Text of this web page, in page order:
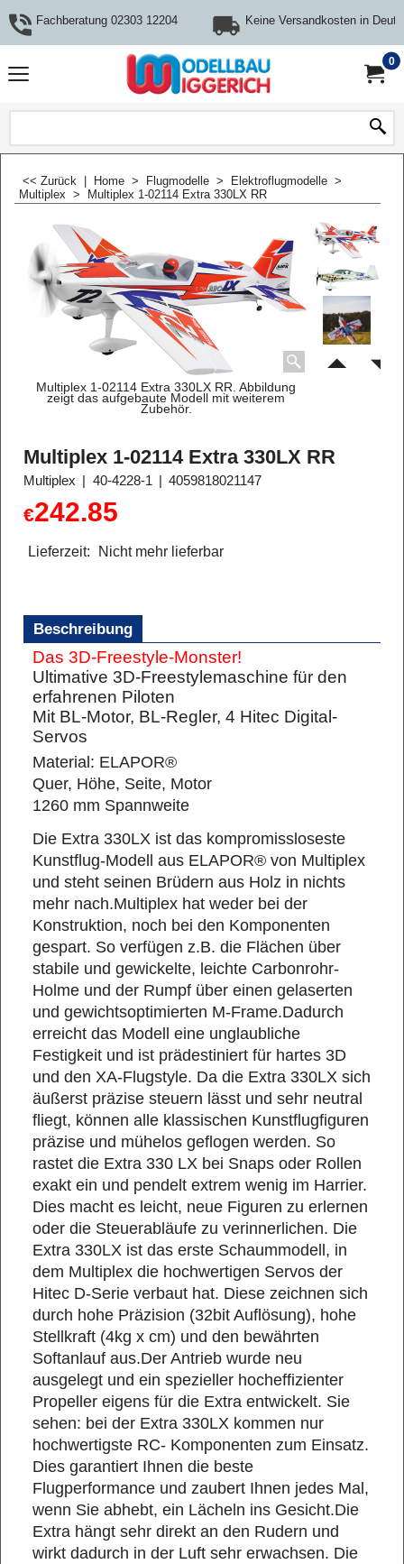
Fachberatung 02303 12204 Keine Versandkosten in
0
<< Zurück Home > Flugmodelle > Elektroflugmodelle >
Multiplex > Multiplex 1-02114 Extra 330LX RR
Multiplex 1-02114 Extra 330LX RR. Abbildung
zeigt das aufgebaute Modell mit weiterem
Zubehör.
Multiplex 1-02114 Extra 330LX RR
Multiplex 40-4228-1 4059818021147
€242.85
Lieferzeit: Nicht mehr lieferbar
Beschreibung
Das 3D-Freestyle-Monster!
Ultimative 3D-Freestylemaschine für den
erfahrenen Piloten
Mit BL-Motor, BL-Regler, 4 Hitec Digital-
Servos
Material: ELAPOR®
Quer, Höhe, Seite, Motor
1260 mm Spannweite
Die Extra 330LX ist das kompromissloseste
Kunstflug-Modell aus ELAPOR® von Multiplex
und steht seinen Brüdern aus Holz in nichts
mehr nach.Multiplex hat weder bei der
Konstruktion, noch bei den Komponenten
gespart. So verfügen z.B. die Flächen über
stabile und gewickelte, leichte Carbonrohr-
Holme und der Rumpf über einen gelaserten
und gewichtsoptimierten M-Frame.Dadurch
erreicht das Modell eine unglaubliche
Festigkeit und ist prädestiniert für hartes 3D
und den XA-Flugstyle. Da die Extra 330LX sich
äußerst präzise steuern lässt und sehr neutral
fliegt, können alle klassischen Kunstflugfiguren
präzise und mühelos geflogen werden. So
rastet die Extra 330 LX bei Snaps oder Rollen
exakt ein und pendelt extrem wenig im Harrier.
Dies macht es leicht, neue Figuren zu erlernen
oder die Steuerabläufe zu verinnerlichen. Die
Extra 330LX ist das erste Schaummodell, in
dem Multiplex die hochwertigen Servos der
Hitec D-Serie verbaut hat. Diese zeichnen sich
durch hohe Präzision (32bit Auflösung), hohe
Stellkraft (4kg x cm) und den bewährten
Softanlauf aus.Der Antrieb wurde neu
ausgelegt und ein spezieller hocheffizienter
Propeller eigens für die Extra entwickelt. Sie
sehen: bei der Extra 330LX kommen nur
hochwertigste RC- Komponenten zum Einsatz.
Dies garantiert Ihnen die beste
Flugperformance und zaubert Ihnen jedes Mal,
wenn Sie abhebt, ein Lächeln ins Gesicht.Die
Extra hängt sehr direkt an den Rudern und
wirkt dadurch in der Luft sehr erwachsen. Die